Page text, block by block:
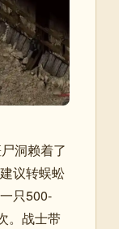
洞赖着了
议转蜈蚣
只500-
。战士带